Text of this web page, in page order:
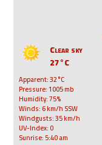
Clear sky
27°C
Apparent: 32°C
Pressure: 1005 mb
Humidity: 75%
Winds: 6 km/h SSW
Windgusts: 35 km/h
UV-Index: 0
Sunrise: 5:40 am